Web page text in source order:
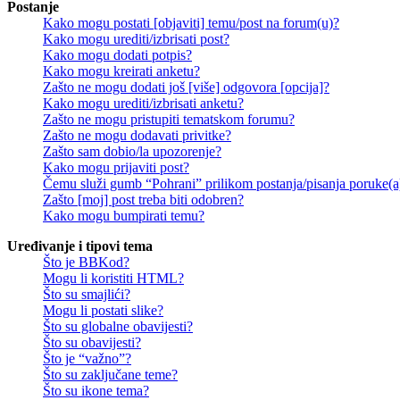
Postanje
Kako mogu postati [objaviti] temu/post na forum(u)?
Kako mogu urediti/izbrisati post?
Kako mogu dodati potpis?
Kako mogu kreirati anketu?
Zašto ne mogu dodati još [više] odgovora [opcija]?
Kako mogu urediti/izbrisati anketu?
Zašto ne mogu pristupiti tematskom forumu?
Zašto ne mogu dodavati privitke?
Zašto sam dobio/la upozorenje?
Kako mogu prijaviti post?
Čemu služi gumb “Pohrani” prilikom postanja/pisanja
Zašto [moj] post treba biti odobren?
Kako mogu bumpirati temu?
Uređivanje i tipovi tema
Što je BBKod?
Mogu li koristiti HTML?
Što su smajlići?
Mogu li postati slike?
Što su globalne obavijesti?
Što su obavijesti?
Što je “važno”?
Što su zaključane teme?
Što su ikone tema?